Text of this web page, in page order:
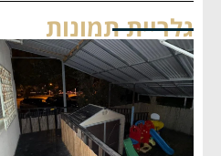
גלריית תמונות